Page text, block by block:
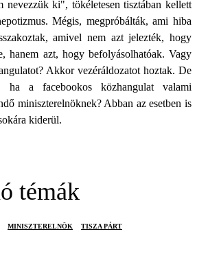
nevezzük ki", tökéletesen tisztában kellett
Mégis, megpróbálták, ami hiba
amivel nem azt jelezték, hogy
hanem azt, hogy befolyásolhatóak. Vagy
Akkor vezéráldozatot hoztak. De
a facebookos közhangulat valami
miniszterelnöknek? Abban az esetben is
kiderül.
témák
MINISZTERELNÖK TISZA PÁRT